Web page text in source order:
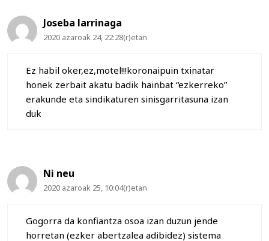
Joseba larrinaga
2020 azaroak 24, 22:28(r)etan
Ez habil oker,ez,motel!!!koronaipuin txinatar
honek zerbait akatu badik hainbat “ezkerreko”
erakunde eta sindikaturen sinisgarritasuna izan
duk
Ni neu
2020 azaroak 25, 10:04(r)etan
Gogorra da konfiantza osoa izan duzun jende
horretan (ezker abertzalea adibidez) sistema